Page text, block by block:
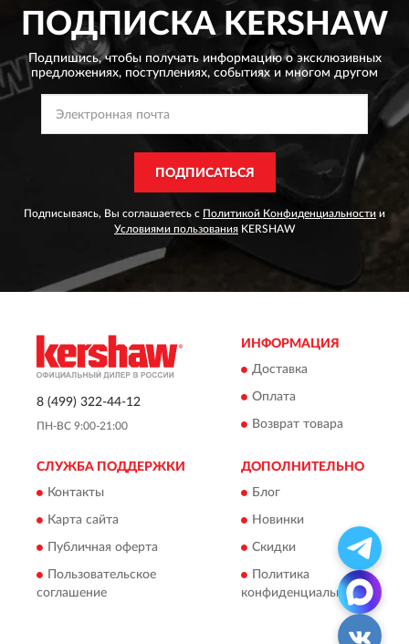
ПОДПИСКАKERSHAW
Подпишись, чтобы получать информацию о эксклюзивных
предложениях, поступлениях, событиях и многом другом
ПОДПИСАТЬСЯ
Подписываясь, Вы соглашаетесь с Политикой Конфиденциальности и
Условиями пользования KERSHAW
8 (499) 322-44-12
ПН-ВС 9:00-21:00
ИНФОРМАЦИЯ
Доставка
Оплата
Возврат товара
СЛУЖБА ПОДДЕРЖКИ
Контакты
Карта сайта
Публичная оферта
Пользовательское
соглашение
ДОПОЛНИТЕЛЬНО
Блог
Новинки
Скидки
Политика
конфиденциальности